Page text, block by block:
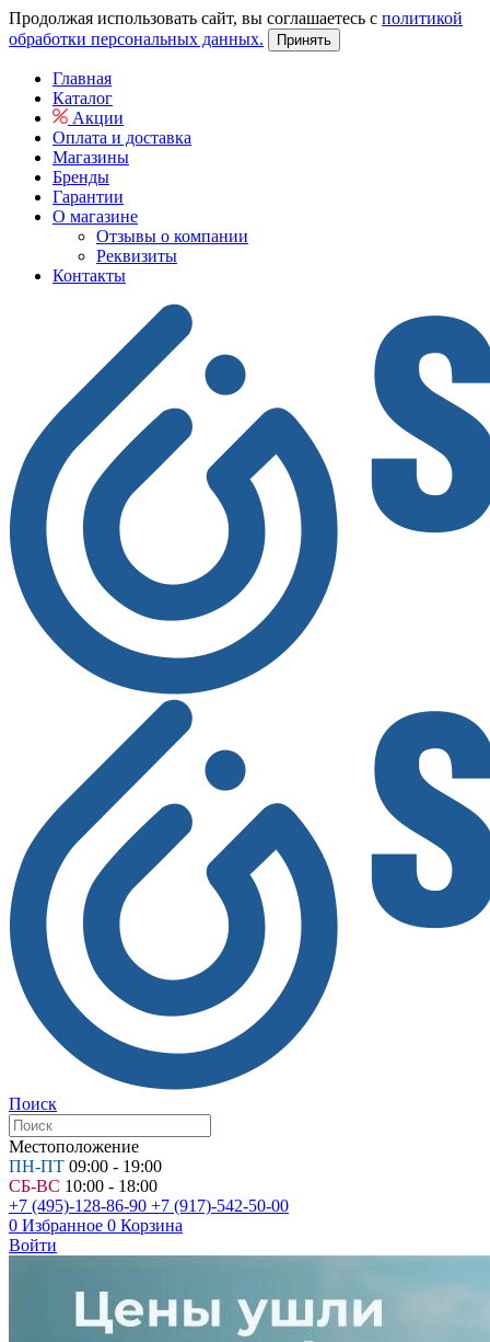
Продолжая использовать сайт, вы соглашаетесь с политикой
обработки персональных данных.
Принять
Главная
Каталог
Акции
Оплата и доставка
Магазины
Бренды
Гарантии
О магазине
Отзывы о компании
Реквизиты
Контакты
Поиск
Местоположение
ПН-ПТ 09:00 - 19:00
СБ-ВС 10:00 - 18:00
+7 (495)-128-86-90 +7 (917)-542-50-00
0 Избранное 0 Корзина
Войти